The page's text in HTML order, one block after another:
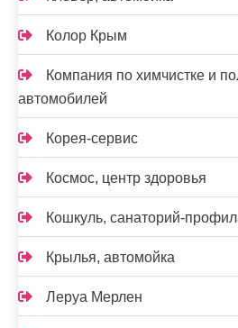
Колор Крым
Компания по химчистке и
автомобилей
Корея-сервис
Космос, центр здоровья
Кошкуль, санаторий-
Крылья, автомойка
Леруа Мерлен